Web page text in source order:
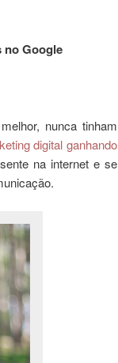
no Google
nunca tinham
digital ganhando
na internet e se